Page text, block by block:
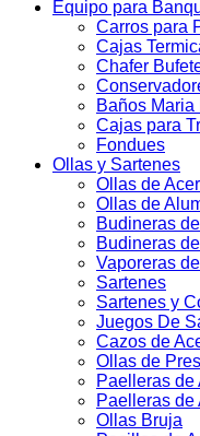
Equipo para
Carros para
Cajas
Chafer
Baños
Cajas para
Fondues
Ollas y Sartenes
Ollas de
Ollas de
Budineras
Budineras
Vaporeras
Sartenes
Sartenes y
Juegos De
Cazos de
Ollas de
Paelleras de
Paelleras de
Ollas Bruja